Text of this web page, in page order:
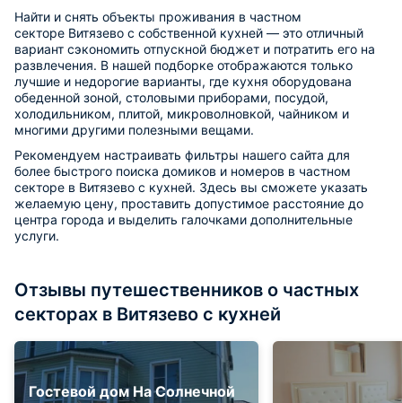
Найти и снять объекты проживания в частном
секторе Витязево с собственной кухней — это отличный
вариант сэкономить отпускной бюджет и потратить его на
развлечения. В нашей подборке отображаются только
лучшие и недорогие варианты, где кухня оборудована
обеденной зоной, столовыми приборами, посудой,
холодильником, плитой, микроволновкой, чайником и
многими другими полезными вещами.
Рекомендуем настраивать фильтры нашего сайта для
более быстрого поиска домиков и номеров в частном
секторе в Витязево с кухней. Здесь вы сможете указать
желаемую цену, проставить допустимое расстояние до
центра города и выделить галочками дополнительные
услуги.
Отзывы путешественников о частных
секторах в Витязево с кухней
Гостевой дом На Солнечной